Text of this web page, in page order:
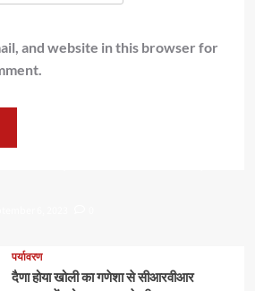
and website in this browser for
पर्यावरण
दैणा होया खोली का गणेशा से सीआरवीआर